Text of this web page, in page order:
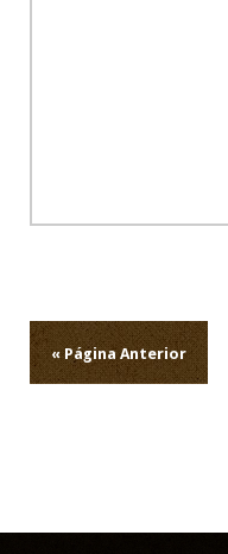
de
artigos
« Página Anterior